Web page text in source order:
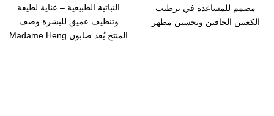
مصمم للمساعدة في ترطيب
الكعبين الجافين وتحسين مظهر
النباتية الطبيعية – عناية لطيفة
وتنظيف عميق للبشرة وصف
المنتج يُعد صابون Madame Heng